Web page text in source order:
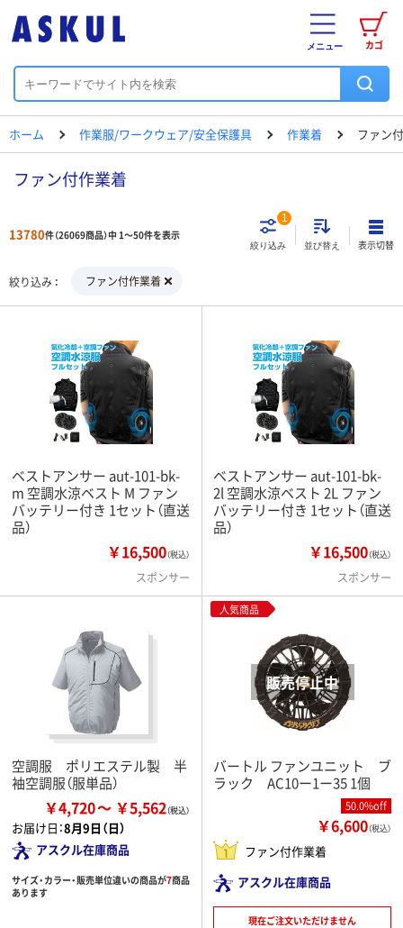
カゴ
メニュー
ホーム 作業服/ワークウェア/安全保護具 作業着 ファン
ファン付作業着
13780件（26069商品）中 1～50件を表示
絞り込み
1
並び替え 表示切替
絞り込み ファン付作業着
ベストアンサー aut-101-bk-
m 空調水涼ベスト M ファン
バッテリー付き 1セット（直送
品）
￥16,500（税込）
スポンサー
ベストアンサー aut-101-bk-
2l 空調水涼ベスト 2L ファン
バッテリー付き 1セット（直送
品）
￥16,500（税込）
スポンサー
空調服 ポリエステル製 半
袖空調服（服単品）
￥4,720 ￥5,562
お届け日：8月9日（日）
アスクル在庫商品
サイズ・カラー・販売単位違いの商品が7商品
あります
人気商品
バートル ファンユニット ブ
ラック AC10ー1ー35 1個
50.0%off
￥6,600（税込）
ファン付作業着
アスクル在庫商品
現在ご注文いただけません